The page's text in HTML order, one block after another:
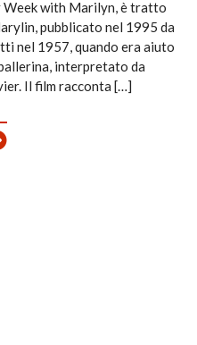
with Marilyn, è tratto
pubblicato nel 1995 da
nel 1957, quando era aiuto
interpretato da
Il film racconta […]